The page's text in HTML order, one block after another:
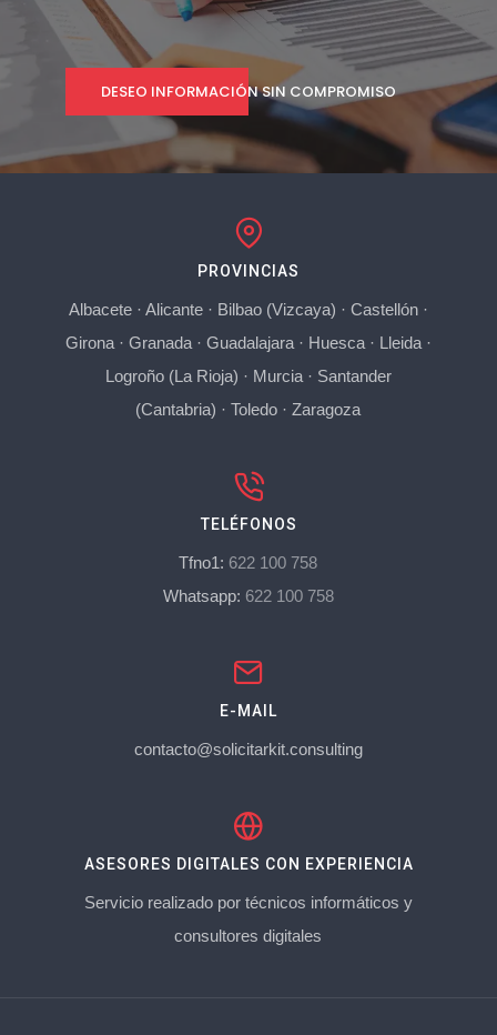
DESEO INFORMACIÓN SIN COMPROMISO
PROVINCIAS
Albacete· Alicante· Bilbao (Vizcaya) · Castellón·
Girona· Granada· Guadalajara· Huesca· Lleida·
Logroño (La Rioja) · Murcia· Santander
(Cantabria) ·Toledo ·Zaragoza
TELÉFONOS
Tfno1: 622 100 758
Whatsapp: 622 100 758
E-MAIL
contacto@solicitarkit.consulting
ASESORES DIGITALES CON EXPERIENCIA
Servicio realizado por técnicos informáticos y
consultores digitales